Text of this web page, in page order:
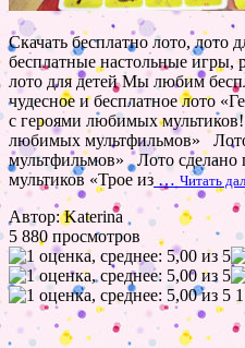
Скачать бесплатно лото, лото
бесплатные настольные игры,
лото для детей Мы любим
чудесное и бесплатное лото
с героями любимых
любимых мультфильмов»
мультфильмов» Лото
мультиков «Трое из … Читать
Автор: Katerina
5 880 просмотров
1